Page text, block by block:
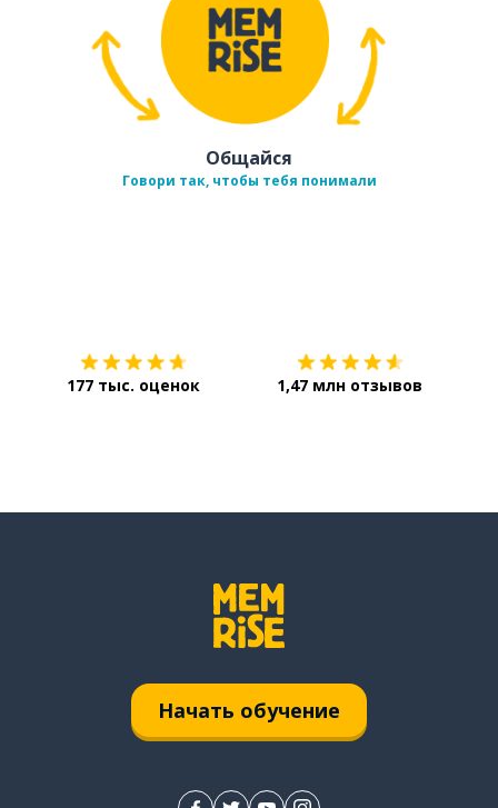
Общайся
Говори так, чтобы тебя понимали
177 тыс. оценок 1,47 млн отзывов
Начать обучение